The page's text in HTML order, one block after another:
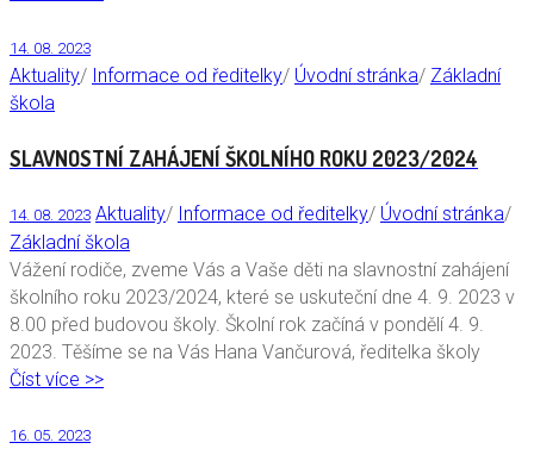
14. 08. 2023
Aktuality/ Informace od ředitelky/ Úvodní stránka/ Základní
škola
SLAVNOSTNÍ ZAHÁJENÍ ŠKOLNÍHO ROKU 2023/2024
14. 08. 2023 Aktuality/ Informace od ředitelky/ Úvodní stránka/
Základní škola
Vážení rodiče, zveme Vás a Vaše děti na slavnostní zahájení
školního roku 2023/2024, které se uskuteční dne 4. 9. 2023 v
8.00 před budovou školy. Školní rok začíná v pondělí 4. 9.
2023. Těšíme se na Vás Hana Vančurová, ředitelka školy
Číst více >>
16. 05. 2023